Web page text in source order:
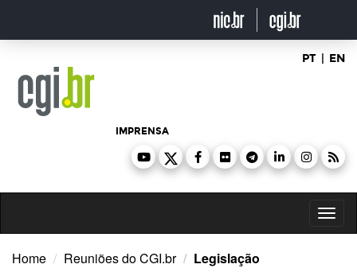
o
PT | EN
IMPRENSA
Home Reuniões do CGI.br Legislação